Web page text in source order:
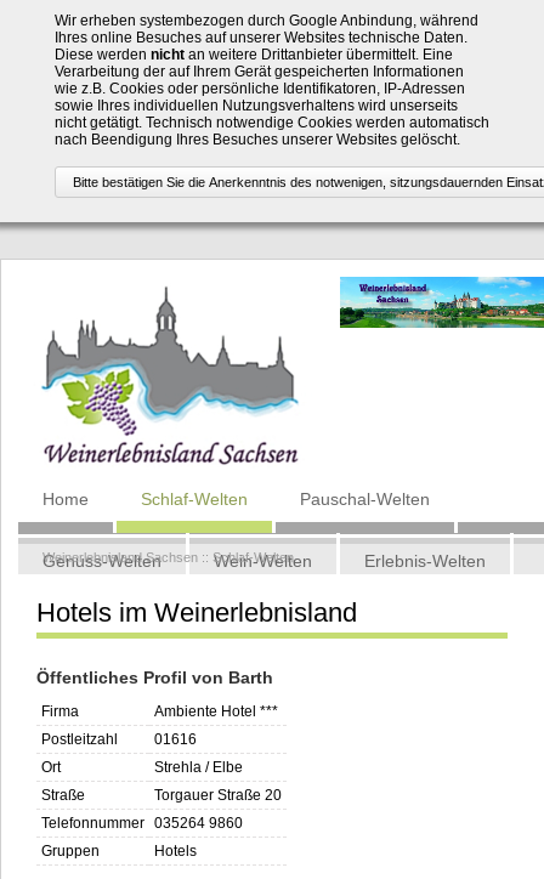
Wir erheben systembezogen durch Google Anbindung, während
Ihres online Besuches auf unserer Websites technische Daten.
Diese werden nichtan weitere Drittanbieter übermittelt. Eine
Verarbeitung der auf Ihrem Gerät gespeicherten Informationen
wie z.B. Cookies oder persönliche Identifikatoren, IP-Adressen
sowie Ihres individuellen Nutzungsverhaltens wird unserseits
nicht getätigt. Technisch notwendige Cookies werden automatisch
nach Beendigung Ihres Besuches unserer Websites gelöscht.
Navigation
überspringen
Home Schlaf-Welten Pauschal-Welten
Genuss-Welten Wein-Welten Erlebnis-Welten
Kontakt
Weinerlebnisland Sachsen :: Schlaf-Welten
Hotels im Weinerlebnisland
Öffentliches Profil von Barth
Firma
Ambiente Hotel ***
Postleitzahl
01616
Ort
Strehla / Elbe
Straße
Torgauer Straße 20
Telefonnummer 035264 9860
Gruppen
Hotels